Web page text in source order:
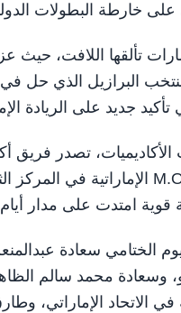
خارطة البطولات
قوية امتدت على مدار أيام
الختامي سعادة
وسعادة محمد سالم
في الاتحاد الإماراتي،